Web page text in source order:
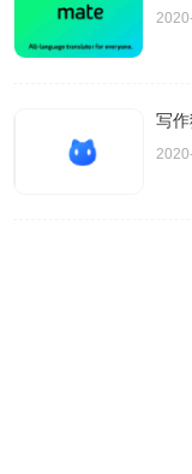
b.Listen on
写